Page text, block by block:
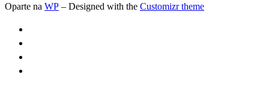
Oparte na WP – Designed with the Customizr theme